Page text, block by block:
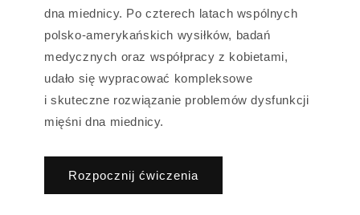
dna miednicy. Po czterech latach wspólnych
polsko-amerykańskich wysiłków, badań
medycznych oraz współpracy z kobietami,
udało się wypracować kompleksowe
i skuteczne rozwiązanie problemów dysfunkcji
mięśni dna miednicy.
Rozpocznij ćwiczenia